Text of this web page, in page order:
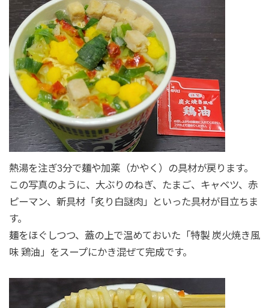
熱湯を注ぎ3分で麺や加薬（かやく）の具材が戻ります。
この写真のように、大ぶりのねぎ、たまご、キャベツ、赤
ピーマン、新具材「炙り白謎肉」といった具材が目立ちま
す。
麺をほぐしつつ、蓋の上で温めておいた「特製 炭火焼き風
味 鶏油」をスープにかき混ぜて完成です。